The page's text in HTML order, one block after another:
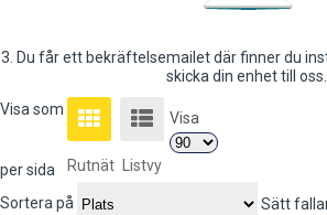
3. Du får ett bekräftelsemailet där finner du
skicka din enhet till oss.
Visa som
Rutnät Listvy
Visa
per sida
Sortera på
Sätt